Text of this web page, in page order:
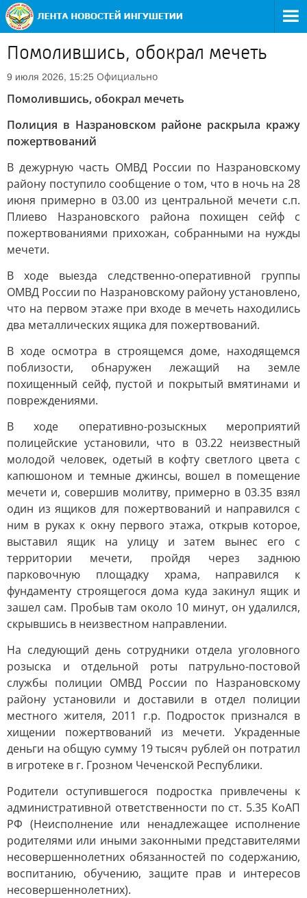
Помолившись, обокрал мечеть
9 июля 2026, 15:25 Официально
Помолившись, обокрал мечеть
Полиция в Назрановском районе раскрыла кражу
пожертвований
В дежурную часть ОМВД России по Назрановскому
району поступило сообщение о том, что в ночь на 28
июня примерно в 03.00 из центральной мечети с.п.
Плиево Назрановского района похищен сейф с
пожертвованиями прихожан, собранными на нужды
мечети.
В ходе выезда следственно-оперативной группы
ОМВД России по Назрановскому району установлено,
что на первом этаже при входе в мечеть находились
два металлических ящика для пожертвований.
В ходе осмотра в строящемся доме, находящемся
поблизости, обнаружен лежащий на земле
похищенный сейф, пустой и покрытый вмятинами и
повреждениями.
В ходе оперативно-розыскных мероприятий
полицейские установили, что в 03.22 неизвестный
молодой человек, одетый в кофту светлого цвета с
капюшоном и темные джинсы, вошел в помещение
мечети и, совершив молитву, примерно в 03.35 взял
один из ящиков для пожертвований и направился с
ним в руках к окну первого этажа, открыв которое,
выставил ящик на улицу и затем вынес его с
территории мечети, пройдя через заднюю
парковочную площадку храма, направился к
фундаменту строящегося дома куда закинул ящик и
зашел сам. Пробыв там около 10 минут, он удалился,
скрывшись в неизвестном направлении.
На следующий день сотрудники отдела уголовного
розыска и отдельной роты патрульно-постовой
службы полиции ОМВД России по Назрановскому
району установили и доставили в отдел полиции
местного жителя, 2011 г.р. Подросток признался в
хищении пожертвований из мечети. Украденные
деньги на общую сумму 19 тысяч рублей он потратил
в игротеке в г. Грозном Чеченской Республики.
Родители оступившегося подростка привлечены к
административной ответственности по ст. 5.35 КоАП
РФ (Неисполнение или ненадлежащее исполнение
родителями или иными законными представителями
несовершеннолетних обязанностей по содержанию,
воспитанию, обучению, защите прав и интересов
несовершеннолетних).